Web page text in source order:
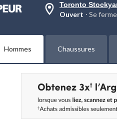
votre
est
Toronto
Stockyards,
ferme
dans
à
20:00
Toronto
Ouvert
Hommes Chaussures